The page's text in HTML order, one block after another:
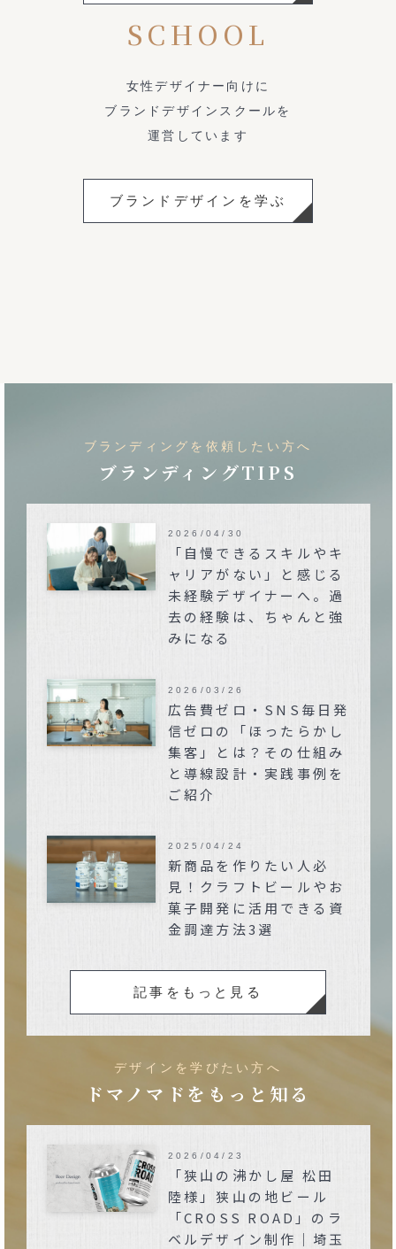
SCHOOL
女性デザイナー向けに
ブランドデザインスクールを
運営しています
ブランドデザインを学ぶ
ブランディングを依頼したい方へ
ブランディングTIPS
「自慢できるスキルやキ
ャリアがない」と感じる
未経験デザイナーへ。過
去の経験は、ちゃんと強
みになる
2026/04/30
広告費ゼロ・SNS毎日発
信ゼロの「ほったらかし
集客」とは？その仕組み
と導線設計・実践事例を
ご紹介
2026/03/26
新商品を作りたい人必
見！クラフトビールやお
菓子開発に活用できる資
金調達方法3選
2025/04/24
記事をもっと見る
デザインを学びたい方へ
ドマノマドをもっと知る
「狭山の沸かし屋 松田
陸様」狭山の地ビール
「CROSS ROAD」のラ
ベルデザイン制作｜埼玉
2026/04/23